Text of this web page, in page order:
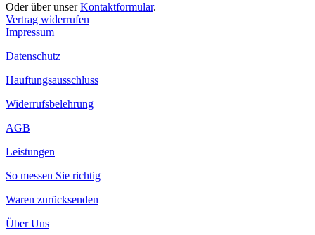
Oder über unserKontaktformular.
Vertrag widerrufen
Impressum
Datenschutz
Hauftungsausschluss
Widerrufsbelehrung
AGB
Leistungen
So messen Sie richtig
Waren zurücksenden
Über Uns